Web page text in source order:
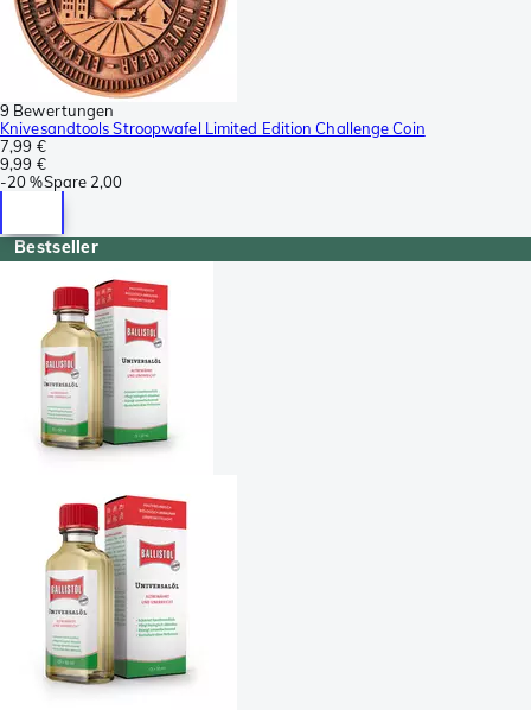
9 Bewertungen
Knivesandtools Stroopwafel Limited Edition Challenge Coin
7,99 €
9,99 €
-20 %Spare 2,00
Bestseller